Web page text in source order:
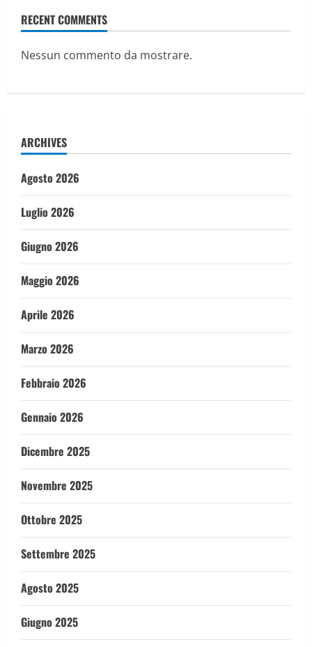
RECENT COMMENTS
Nessun commento da mostrare.
ARCHIVES
Agosto 2026
Luglio 2026
Giugno 2026
Maggio 2026
Aprile 2026
Marzo 2026
Febbraio 2026
Gennaio 2026
Dicembre 2025
Novembre 2025
Ottobre 2025
Settembre 2025
Agosto 2025
Giugno 2025